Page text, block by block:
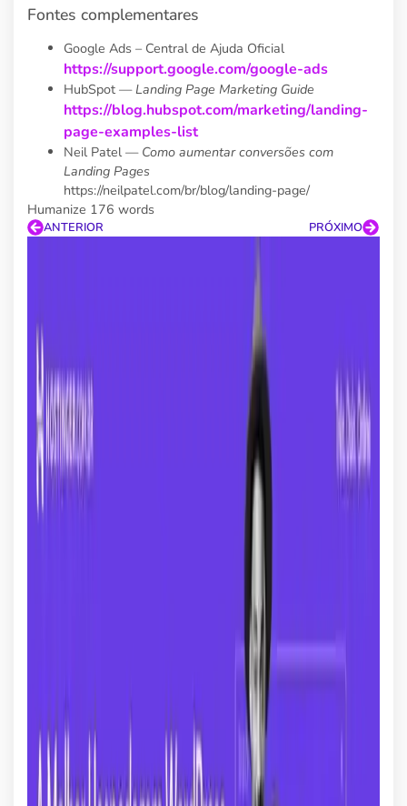
Fontes complementares
Google Ads – Central de Ajuda Oficial
https://support.google.com/google-ads
HubSpot — Landing Page Marketing Guide
https://blog.hubspot.com/marketing/landing-
page-examples-list
Neil Patel — Como aumentar conversões com
Landing Pages
https://neilpatel.com/br/blog/landing-page/
Humanize 176 words
ANTERIOR PRÓXIMO